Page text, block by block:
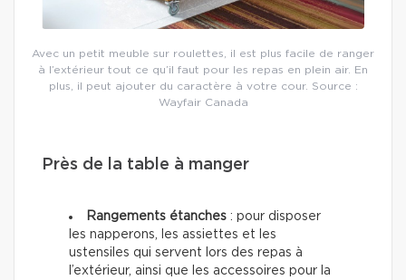
Avec un petit meuble sur roulettes, il est plus facile de ranger
à l’extérieur tout ce qu’il faut pour les repas en plein air. En
plus, il peut ajouter du caractère à votre cour. Source :
Wayfair Canada
Près de la table à manger
Rangements étanches : pour disposer
les napperons, les assiettes et les
ustensiles qui servent lors des repas à
l’extérieur, ainsi que les accessoires pour la